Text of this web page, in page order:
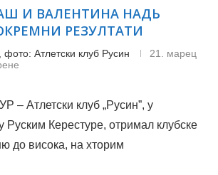
И ВАЛЕНТИНА НАДЬ
РЕЗУЛТАТИ
Атлетски клуб Русин
21. марец
Атлетски клуб „Русин”, у
Руским Керестуре, отримал клубске
до висока, на хторим